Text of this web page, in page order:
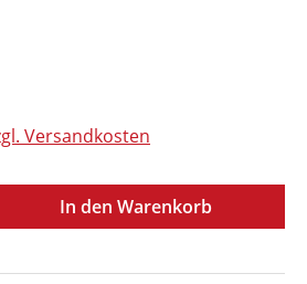
Versandkosten
Gib den gewünschten
In den Warenkorb